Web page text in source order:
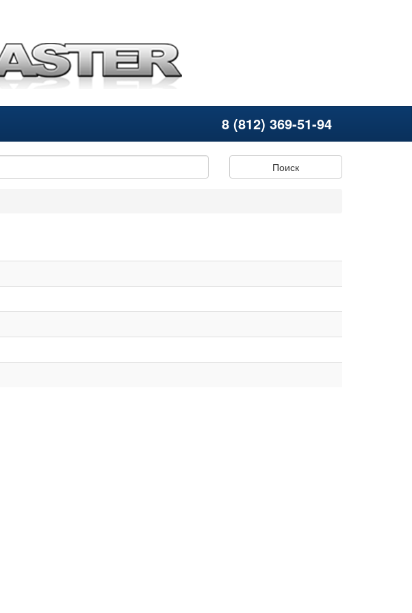
8 (812) 369-51-94
Поиск